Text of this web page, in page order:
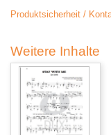
Produktsicherheit /
Weitere Inhalte